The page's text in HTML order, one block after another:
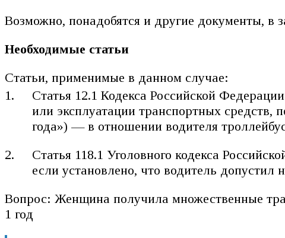
Возможно, понадобятся и другие документы, в
Необходимые статьи
Статьи, применимые в данном случае:
Статья 12.1 Кодекса Российской
или эксплуатации транспортных
года») — в отношении водителя
Статья 118.1 Уголовного кодекса
если установлено, что водитель
Вопрос: Женщина получила множественные
1 год